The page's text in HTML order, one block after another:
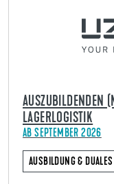
AUSZUBILDENDEN
LAGERLOGISTIK
AB SEPTEMBER 2026
AUSBILDUNG &